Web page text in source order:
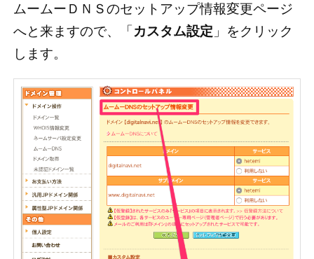
ムームーＤＮＳのセットアップ情報変更ページ
へと来ますので、「 カスタム設定 」をクリック
します。